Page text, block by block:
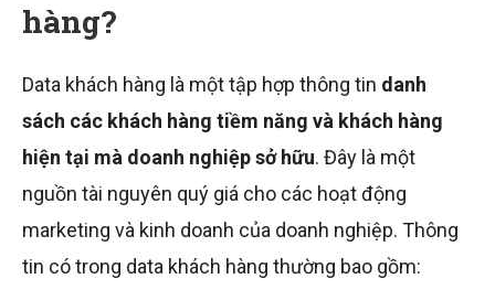
hàng?
Data khách hàng là một tập hợp thông tin danh
sách các khách hàng tiềm năng và khách hàng
hiện tại mà doanh nghiệp sở hữu. Đây là một
nguồn tài nguyên quý giá cho các hoạt động
marketing và kinh doanh của doanh nghiệp. Thông
tin có trong data khách hàng thường bao gồm: